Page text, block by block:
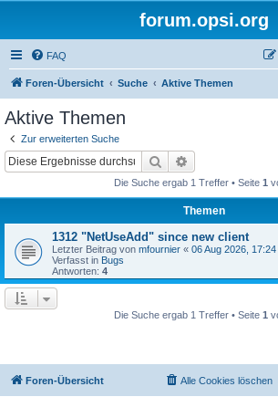
forum.opsi.org
FAQ
Foren-Übersicht Suche Aktive Themen
Aktive Themen
Zur erweiterten Suche
Suche
Die Suche ergab 1 Treffer • Seite 1
Themen
1312 "NetUseAdd" since new client
Letzter Beitrag von mfournier « 06 Aug 2026, 17:24
Verfasst in Bugs
Antworten: 4
Die Suche ergab 1 Treffer • Seite 1
Foren-Übersicht Alle Cookies löschen